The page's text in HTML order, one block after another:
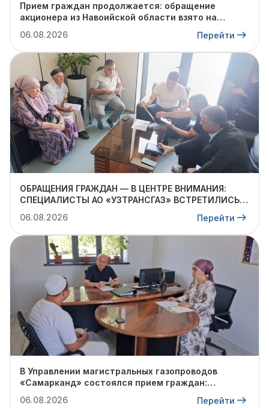
Прием граждан продолжается: обращение
акционера из Навоийской области взято на
06.08.2026 Перейти
ОБРАЩЕНИЯ ГРАЖДАН — В ЦЕНТРЕ ВНИМАНИЯ:
СПЕЦИАЛИСТЫ АО «УЗТРАНСГАЗ» ВСТРЕТИЛИСЬ С
06.08.2026 Перейти
В Управлении магистральных газопроводов
«Самарканд» состоялся прием граждан:
06.08.2026 Перейти